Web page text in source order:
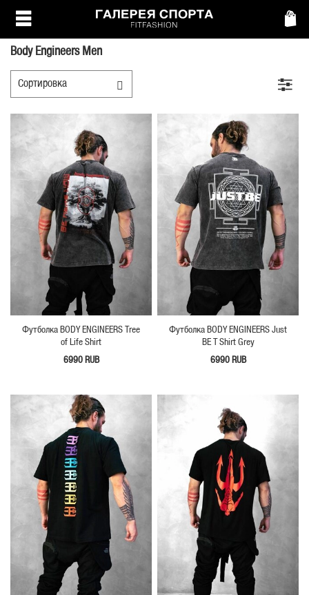
Body Engineers Men
Футболка BODY ENGINEERS Tree
of Life Shirt
6990 RUB
Футболка BODY ENGINEERS Just
BE T Shirt Grey
6990 RUB